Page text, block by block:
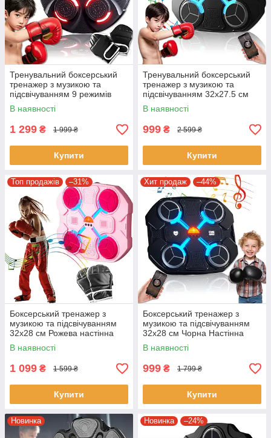
Тренувальний боксерський
тренажер з музикою та
підсвічуванням 9 режимів
Music Boxing Настінна
мішень для боксу
В наявності
1 299 ₴ 1 999 ₴
Купити
Тренувальний боксерський
тренажер з музикою та
підсвічуванням 32х27.5 см
Настінна мішень для боксу
В наявності
999 ₴ 2 599 ₴
Купити
Топ продажів –31%
Боксерський тренажер з
музикою та підсвічуванням
32х28 см Рожева настінна
мішень для боксу
В наявності
1 099 ₴ 1 599 ₴
Купити
Хит продаж –44%
Боксерський тренажер з
музикою та підсвічуванням
32х28 см Чорна Настінна
мішень для боксу з
рукавичками
В наявності
999 ₴ 1 799 ₴
Купити
Новинка Новинка –24%